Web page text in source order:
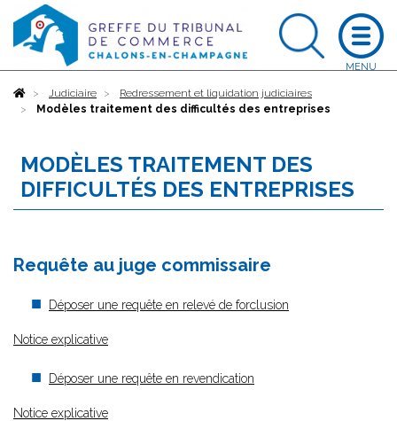
AccueilJudiciaire
Redressement et liquidation judiciaires
Modèles traitement des difficultés des entreprises
MODÈLES TRAITEMENT DES
DIFFICULTÉS DES ENTREPRISES
Requête au juge commissaire
Déposer une requête en relevé de forclusion
Notice explicative
Déposer une requête en revendication
Notice explicative